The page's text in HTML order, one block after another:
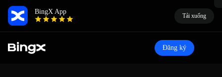
BingX App
Tải xuống
Đăng ký